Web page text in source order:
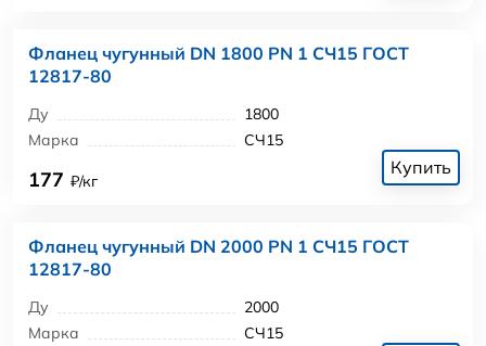
Фланец чугунный DN 1800 PN 1 СЧ15 ГОСТ
12817-80
Ду
1800
Марка
СЧ15
177 ₽/кг
Купить
Фланец чугунный DN 2000 PN 1 СЧ15 ГОСТ
12817-80
Ду
2000
Марка
СЧ15